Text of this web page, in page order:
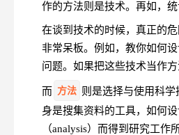
作的方法则是技术。再如，
在谈到技术的时候，真正的
非常呆板。例如，教你如何
问题。如果把这些技术当作
而 方法 则是选择与使用科
身是搜集资料的工具，如何
（analysis）而得到研究工作